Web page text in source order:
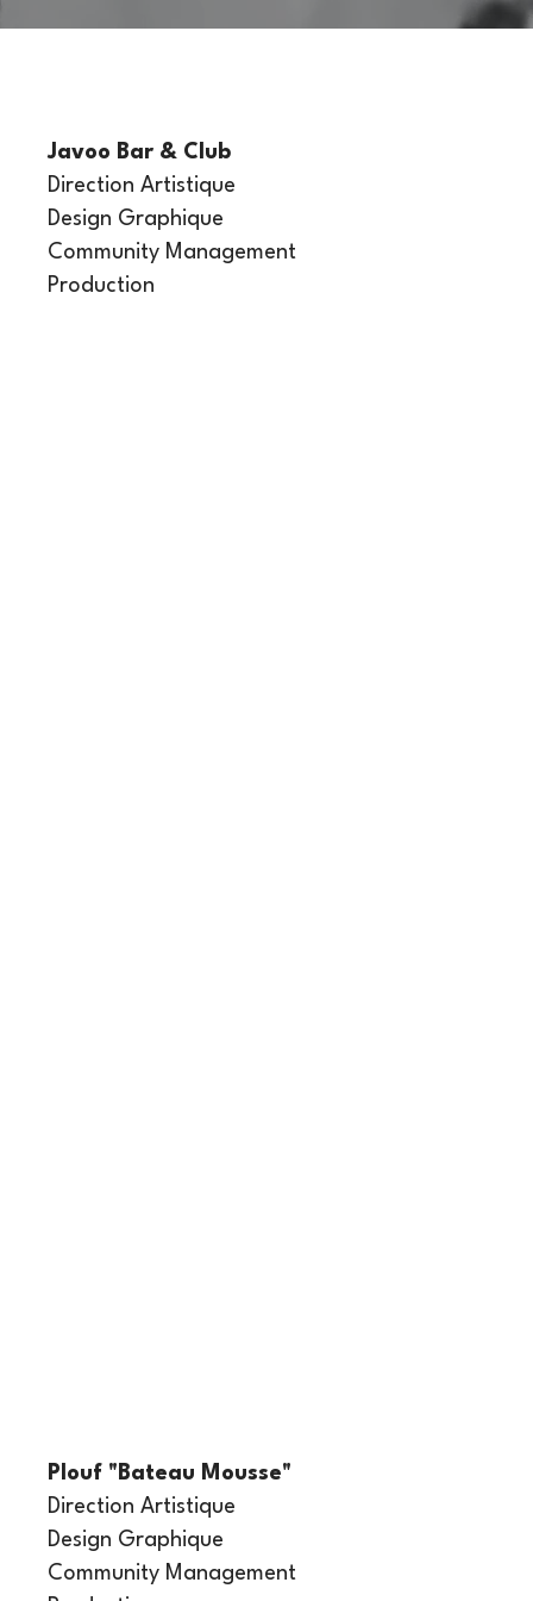
Javoo Bar & Club
Direction Artistique
Design Graphique
Community Management
Production
Plouf "Bateau Mousse"
Direction Artistique
Design Graphique
Community Management